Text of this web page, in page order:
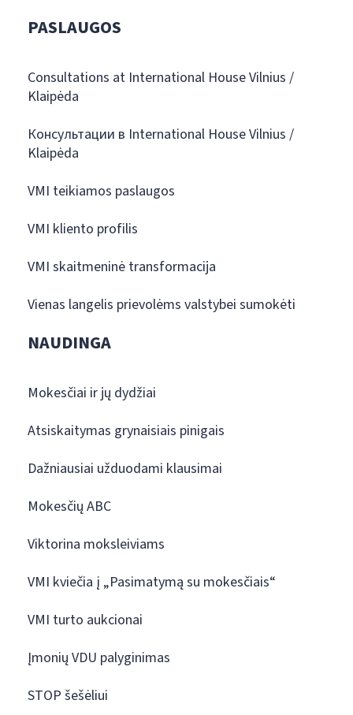
PASLAUGOS
Consultations at International House Vilnius /
Klaipėda
Консультации в International House Vilnius /
Klaipėda
VMI teikiamos paslaugos
VMI kliento profilis
VMI skaitmeninė transformacija
Vienas langelis prievolėms valstybei sumokėti
NAUDINGA
Mokesčiai ir jų dydžiai
Atsiskaitymas grynaisiais pinigais
Dažniausiai užduodami klausimai
Mokesčių ABC
Viktorina moksleiviams
VMI kviečia į „Pasimatymą su mokesčiais“
VMI turto aukcionai
Įmonių VDU palyginimas
STOP šešėliui